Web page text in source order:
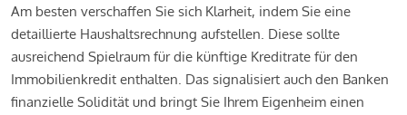
Am besten verschaffen Sie sich Klarheit, indem Sie eine
detaillierte Haushaltsrechnung aufstellen. Diese sollte
ausreichend Spielraum für die künftige Kreditrate für den
Immobilienkredit enthalten. Das signalisiert auch den Banken
finanzielle Solidität und bringt Sie Ihrem Eigenheim einen